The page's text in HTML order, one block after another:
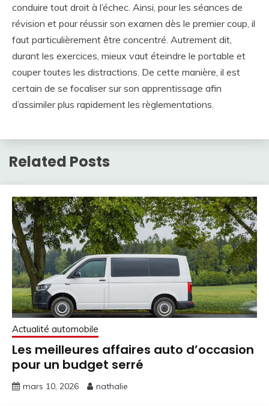
conduire tout droit à l’échec. Ainsi, pour les séances de
révision et pour réussir son examen dès le premier coup, il
faut particulièrement être concentré. Autrement dit,
durant les exercices, mieux vaut éteindre le portable et
couper toutes les distractions. De cette manière, il est
certain de se focaliser sur son apprentissage afin
d’assimiler plus rapidement les règlementations.
Related Posts
Actualité automobile
Les meilleures affaires auto d’occasion
pour un budget serré
mars 10, 2026 nathalie